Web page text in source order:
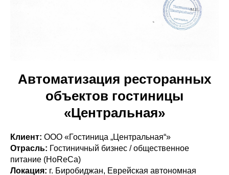
Автоматизация ресторанных
объектов гостиницы
«Центральная»
Клиент: ООО «Гостиница „Центральная“»
Отрасль: Гостиничный бизнес / общественное
питание (HoReCa)
Локация: г. Биробиджан, Еврейская автономная